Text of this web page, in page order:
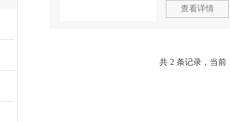
查看详情
共 2 条记录，当